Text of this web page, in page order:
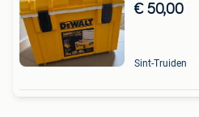
€ 50,00
Sint-Truiden